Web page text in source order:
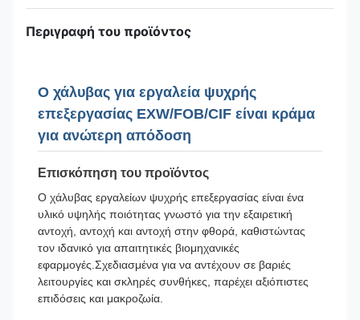
Περιγραφή του προϊόντος
Ο χάλυβας για εργαλεία ψυχρής
επεξεργασίας EXW/FOB/CIF είναι κράμα
για ανώτερη απόδοση
Επισκόπηση του προϊόντος
Ο χάλυβας εργαλείων ψυχρής επεξεργασίας είναι ένα
υλικό υψηλής ποιότητας γνωστό για την εξαιρετική
αντοχή, αντοχή και αντοχή στην φθορά, καθιστώντας
τον ιδανικό για απαιτητικές βιομηχανικές
εφαρμογές.Σχεδιασμένα για να αντέχουν σε βαριές
λειτουργίες και σκληρές συνθήκες, παρέχει αξιόπιστες
επιδόσεις και μακροζωία.